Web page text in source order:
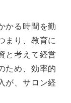
かる時間を勤
まり、教育に
と考えて経営
ため、効率的
が、サロン経